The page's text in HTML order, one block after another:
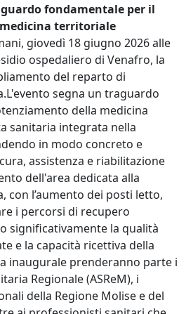
fondamentale per il
territoriale
giovedì 18 giugno 2026 alle
ospedaliero di Venafro, la
del reparto di
segna un traguardo
della medicina
sanitaria integrata nella
in modo concreto e
assistenza e riabilitazione
dell'area dedicata alla
con l’aumento dei posti letto,
i percorsi di recupero
significativamente la qualità
e la capacità ricettiva della
inaugurale prenderanno parte i
Regionale (ASReM), i
della Regione Molise e del